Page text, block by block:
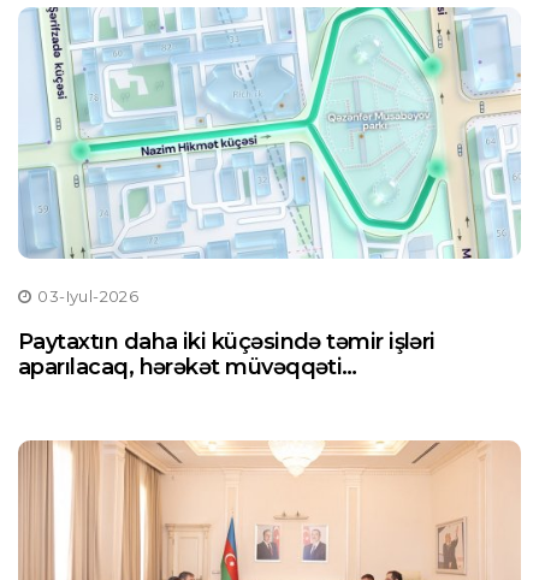
03-Iyul-2026
Paytaxtın daha iki küçəsində təmir işləri
aparılacaq, hərəkət müvəqqəti